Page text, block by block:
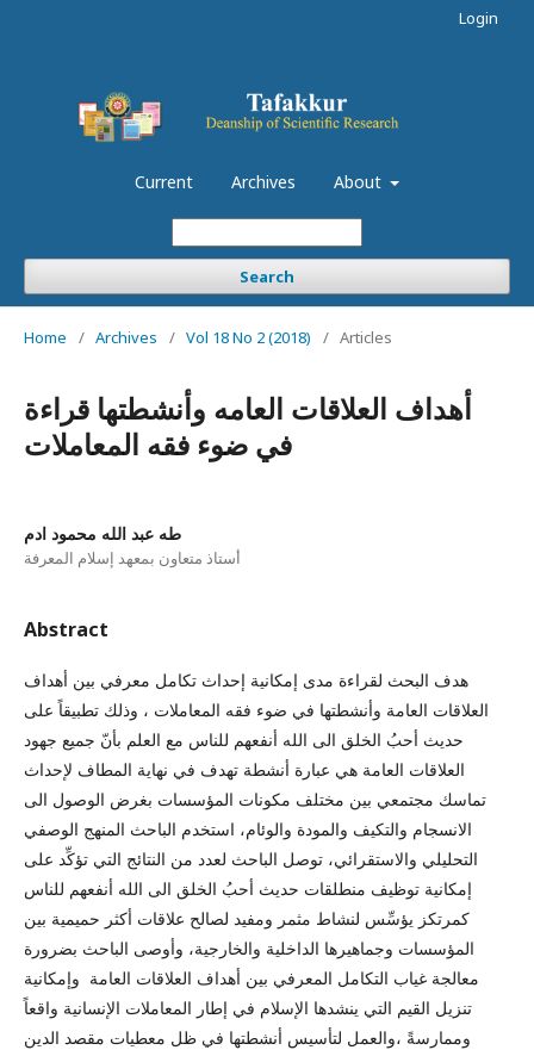
Current Archives About
Search
Login
Home / Archives / Vol 18 No 2 (2018) / Articles
أهداف العلاقات العامه وأنشطتها قراءة
في ضوء فقه المعاملات
طه عبد الله محمود ادم
أستاذ متعاون بمعهد إسلام المعرفة
Abstract
هدف البحث لقراءة مدى إمكانية إحداث تكامل معرفي بين أهداف
العلاقات العامة وأنشطتها في ضوء فقه المعاملات ، وذلك تطبيقاً على
حديث أحبُ الخلق الى الله أنفعهم للناس مع العلم بأنّ جميع جهود
العلاقات العامة هي عبارة أنشطة تهدف في نهاية المطاف لإحداث
تماسك مجتمعي بين مختلف مكونات المؤسسات بغرض الوصول الى
الانسجام والتكيف والمودة والوئام، استخدم الباحث المنهج الوصفي
التحليلي والاستقرائي، توصل الباحث لعدد من النتائج التي تؤكِّد على
إمكانية توظيف منطلقات حديث أحبُ الخلق الى الله أنفعهم للناس
كمرتكز يؤسِّس لنشاط مثمر ومفيد لصالح علاقات أكثر حميمية بين
المؤسسات وجماهيرها الداخلية والخارجية، وأوصى الباحث بضرورة
معالجة غياب التكامل المعرفي بين أهداف العلاقات العامة وإمكانية
تنزيل القيم التي ينشدها الإسلام في إطار المعاملات الإنسانية واقعاً
وممارسةً ،والعمل لتأسيس أنشطتها في ظل معطيات مقصد الدين